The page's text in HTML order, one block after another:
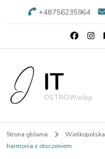
+48756235964
IT
OSTRÓW.wlkp
Strona główna Wielkopolska
harmonia z otoczeniem